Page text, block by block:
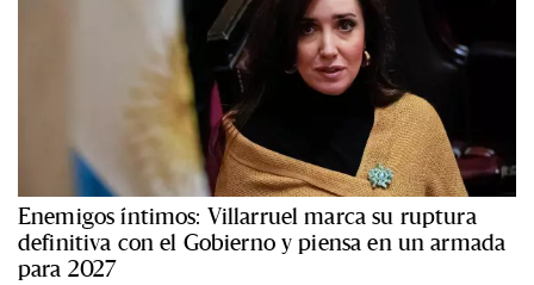
Enemigos íntimos: Villarruel marca su ruptura
definitiva con el Gobierno y piensa en un armada
para 2027